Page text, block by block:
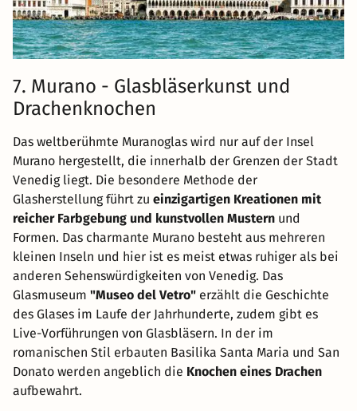
7. Murano - Glasbläserkunst und
Drachenknochen
Das weltberühmte Muranoglas wird nur auf der Insel
Murano hergestellt, die innerhalb der Grenzen der Stadt
Venedig liegt. Die besondere Methode der
Glasherstellung führt zu einzigartigen Kreationen mit
reicher Farbgebung und kunstvollen Mustern und
Formen. Das charmante Murano besteht aus mehreren
kleinen Inseln und hier ist es meist etwas ruhiger als bei
anderen Sehenswürdigkeiten von Venedig. Das
Glasmuseum "Museo del Vetro" erzählt die Geschichte
des Glases im Laufe der Jahrhunderte, zudem gibt es
Live-Vorführungen von Glasbläsern. In der im
romanischen Stil erbauten Basilika Santa Maria und San
Donato werden angeblich die Knochen eines Drachen
aufbewahrt.